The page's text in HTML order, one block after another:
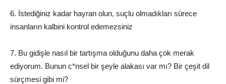
6. İstediğiniz kadar hayran olun, suçlu olmadıkları sürece
insanların kalbini kontrol edemezsiniz
7. Bu gidişle nasıl bir tartışma olduğunu daha çok merak
ediyorum. Bunun c*nsel bir şeyle alakası var mı? Bir çeşit dil
sürçmesi gibi mi?